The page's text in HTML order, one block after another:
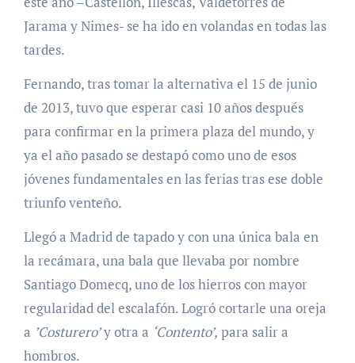
Jarama y Nimes- se ha ido en volandas en todas las
tardes.
Fernando, tras tomar la alternativa el 15 de junio
de 2013, tuvo que esperar casi 10 años después
para confirmar en la primera plaza del mundo, y
ya el año pasado se destapó como uno de esos
jóvenes fundamentales en las ferias tras ese doble
triunfo venteño.
Llegó a Madrid de tapado y con una única bala en
la recámara, una bala que llevaba por nombre
Santiago Domecq, uno de los hierros con mayor
regularidad del escalafón. Logró cortarle una oreja
a ’Costurero’y otra a ‘Contento’, para salir a
hombros.